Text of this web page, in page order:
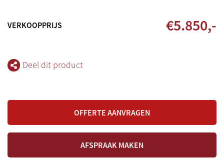
VERKOOPPRIJS €5.850,-
Deel dit product
OFFERTE AANVRAGEN
AFSPRAAK MAKEN